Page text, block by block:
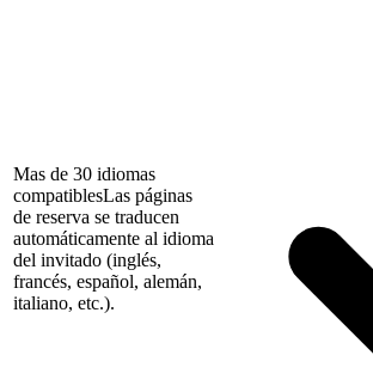
Mas de 30 idiomas
compatiblesLas páginas
de reserva se traducen
automáticamente al idioma
del invitado (inglés,
francés, español, alemán,
italiano, etc.).